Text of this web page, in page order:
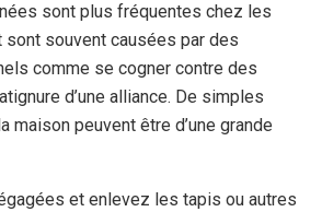
sont plus fréquentes chez les
souvent causées par des
comme se cogner contre des
d’une alliance. De simples
maison peuvent être d’une grande
et enlevez les tapis ou autres